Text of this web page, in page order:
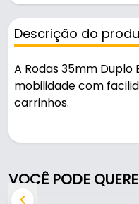
Descrição do
A Rodas 35mm
mobilidade com
carrinhos.
Suporta 24 kg. A
VOCÊ PODE